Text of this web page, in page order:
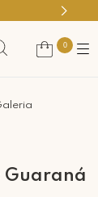
Use o
0
Guaraná